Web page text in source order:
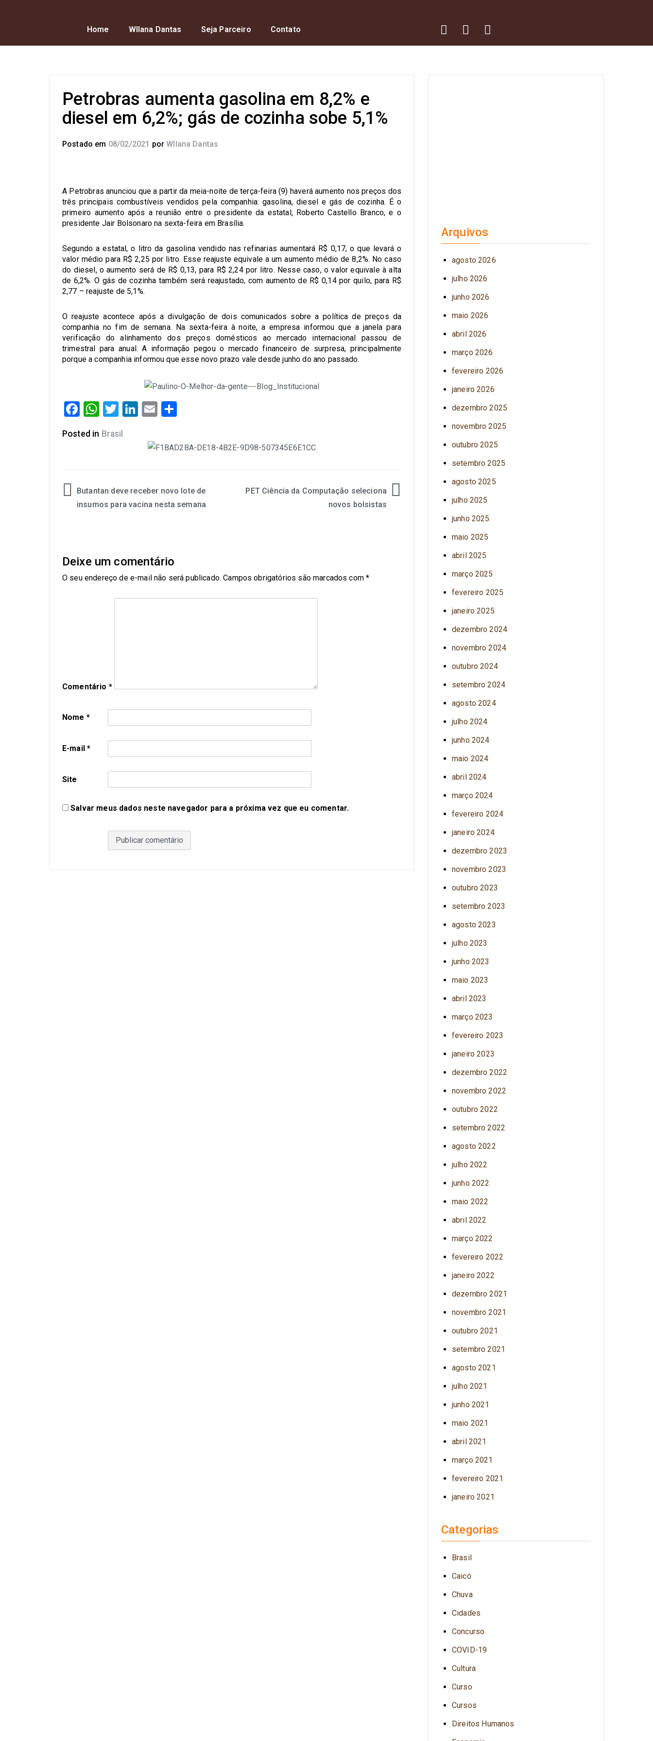
Home Wllana Dantas Seja Parceiro Contato
Petrobras aumenta gasolina em 8,2% e
diesel em 6,2%; gás de cozinha sobe 5,1%
Postado em 08/02/2021 por Wllana Dantas
A Petrobras anunciou que a partir da meia-noite de terça-feira (9) haverá aumento nos preços dos
três principais combustíveis vendidos pela companhia: gasolina, diesel e gás de cozinha. É o
primeiro aumento após a reunião entre o presidente da estatal, Roberto Castello Branco, e o
presidente Jair Bolsonaro na sexta-feira em Brasília.
Segundo a estatal, o litro da gasolina vendido nas refinarias aumentará R$ 0,17, o que levará o
valor médio para R$ 2,25 por litro. Esse reajuste equivale a um aumento médio de 8,2%. No caso
do diesel, o aumento será de R$ 0,13, para R$ 2,24 por litro. Nesse caso, o valor equivale à alta
de 6,2%. O gás de cozinha também será reajustado, com aumento de R$ 0,14 por quilo, para R$
2,77 – reajuste de 5,1%.
O reajuste acontece após a divulgação de dois comunicados sobre a política de preços da
companhia no fim de semana. Na sexta-feira à noite, a empresa informou que a janela para
verificação do alinhamento dos preços domésticos ao mercado internacional passou de
trimestral para anual. A informação pegou o mercado financeiro de surpresa, principalmente
porque a companhia informou que esse novo prazo vale desde junho do ano passado.
Facebook
WhatsApp
Twitter
LinkedIn
Email
Posted in Brasil
Butantan deve receber novo lote de
insumos para vacina nesta semana
PET Ciência da Computação seleciona
novos bolsistas
Deixe um comentário
O seu endereço de e-mail não será publicado. Campos obrigatórios são marcados com*
Comentário *
Nome *
E-mail*
Site
Salvar meus dados neste navegador para a próxima vez que eu comentar.
Arquivos
agosto 2026
julho 2026
junho 2026
maio 2026
abril 2026
março 2026
fevereiro 2026
janeiro 2026
dezembro 2025
novembro 2025
outubro 2025
setembro 2025
agosto 2025
julho 2025
junho 2025
maio 2025
abril 2025
março 2025
fevereiro 2025
janeiro 2025
dezembro 2024
novembro 2024
outubro 2024
setembro 2024
agosto 2024
julho 2024
junho 2024
maio 2024
abril 2024
março 2024
fevereiro 2024
janeiro 2024
dezembro 2023
novembro 2023
outubro 2023
setembro 2023
agosto 2023
julho 2023
junho 2023
maio 2023
abril 2023
março 2023
fevereiro 2023
janeiro 2023
dezembro 2022
novembro 2022
outubro 2022
setembro 2022
agosto 2022
julho 2022
junho 2022
maio 2022
abril 2022
março 2022
fevereiro 2022
janeiro 2022
dezembro 2021
novembro 2021
outubro 2021
setembro 2021
agosto 2021
julho 2021
junho 2021
maio 2021
abril 2021
março 2021
fevereiro 2021
janeiro 2021
Categorias
Brasil
Caicó
Chuva
Cidades
Concurso
COVID-19
Cultura
Curso
Cursos
Direitos Humanos